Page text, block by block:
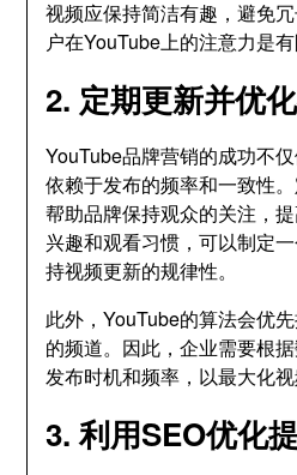
视频应保持简洁有趣，避免
户在YouTube上的注意力是有
2. 定期更新并优
YouTube品牌营销的成功不
依赖于发布的频率和一致性
帮助品牌保持观众的关注，
兴趣和观看习惯，可以制定
持视频更新的规律性。
此外，YouTube的算法会优
的频道。因此，企业需要根
发布时机和频率，以最大化视
3. 利用SEO优化